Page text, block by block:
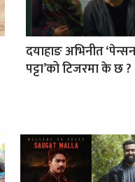
दयाहाङ अभिनीत ‘पेन्सन
पट्टा’को टिजरमा के छ ?